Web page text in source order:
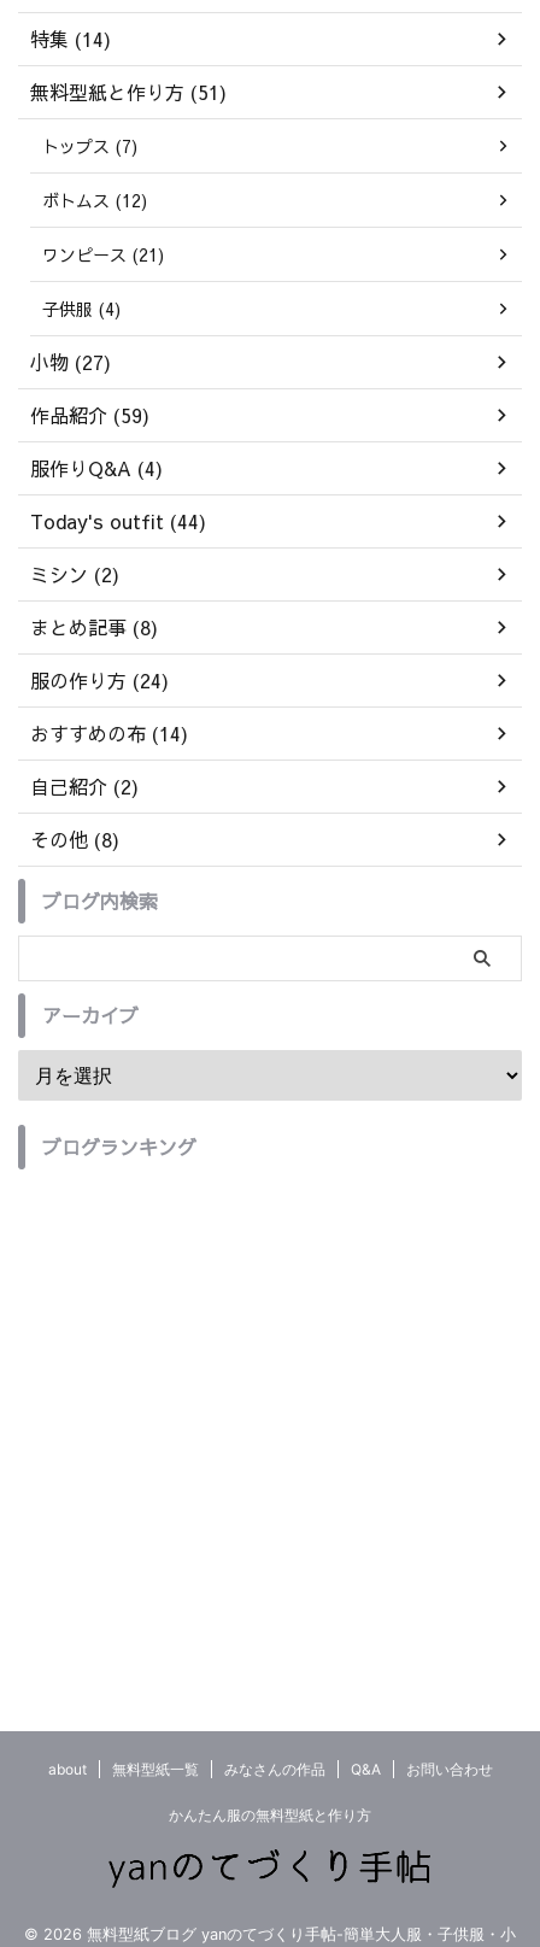
特集 (14)
無料型紙と作り方 (51)
トップス (7)
ボトムス (12)
ワンピース (21)
子供服 (4)
小物 (27)
作品紹介 (59)
服作りQ&A (4)
Today's outfit (44)
ミシン (2)
まとめ記事 (8)
服の作り方 (24)
おすすめの布 (14)
自己紹介 (2)
その他 (8)
ブログ内検索
アーカイブ
ブログランキング
about 無料型紙一覧 みなさんの作品 Q&A お問い合わせ
かんたん服の無料型紙と作り方
© 2026 無料型紙ブログ yanのてづくり手帖-簡単大人服・子供服・小